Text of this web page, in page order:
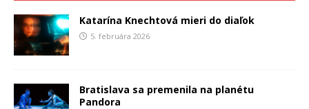
Katarína Knechtová mieri do diaľok
5. februára 2026
Bratislava sa premenila na planétu
Pandora